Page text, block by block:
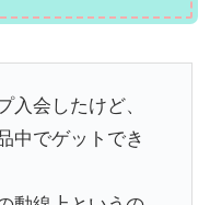
入会したけど、
中でゲットでき